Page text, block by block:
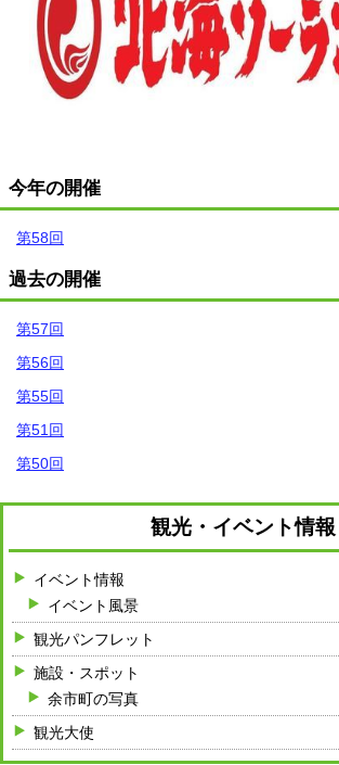
今年の開催
第58回
過去の開催
第57回
第56回
第55回
第51回
第50回
観光・イベント情報
イベント情報
イベント風景
観光パンフレット
施設・スポット
余市町の写真
観光大使